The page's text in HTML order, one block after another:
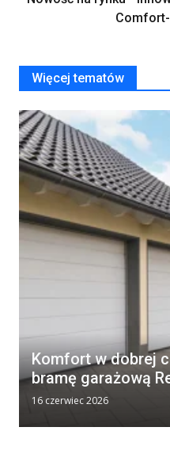
Więcej tematów
Komfort w dobrej
bramę garażową
16 czerwiec 2026